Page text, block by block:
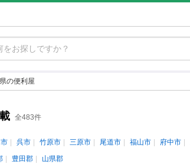
の便利屋
全483件
呉市 竹原市 三原市 尾道市 福山市 府中市
豊田郡 山県郡